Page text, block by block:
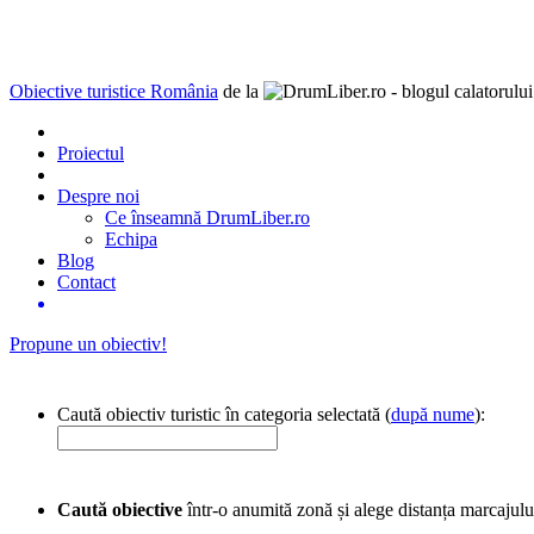
Obiective turistice România de la
Proiectul
Despre noi
Ce înseamnă DrumLiber.ro
Echipa
Blog
Contact
Propune un obiectiv!
Caută obiectiv turistic în categoria selectată (după nume):
Caută obiectiveîntr-o anumită zonă și alege distanța